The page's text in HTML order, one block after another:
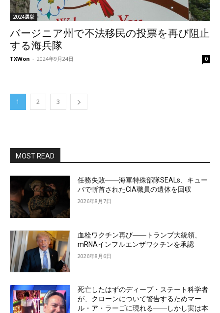
2024選挙
バージニア州で不法移民の投票を再び阻止
する海兵隊
TXWon - 2024年9月24日 0
1 2 3
MOST READ
任務失敗――海軍特殊部隊SEALs、キュー
バで斬首されたCIA職員の遺体を回収
2026年8月7日
血栓ワクチン再び――トランプ大統領、
mRNAインフルエンザワクチンを承認
2026年8月6日
死亡したはずのディープ・ステート科学者
が、クローンについて警告するためマー
ル・ア・ラーゴに現れる――しかし実は本